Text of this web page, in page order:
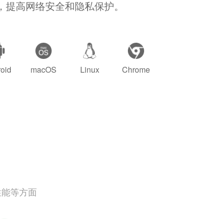
高网络安全和隐私保护。
macOS Linux Chrome
等方面